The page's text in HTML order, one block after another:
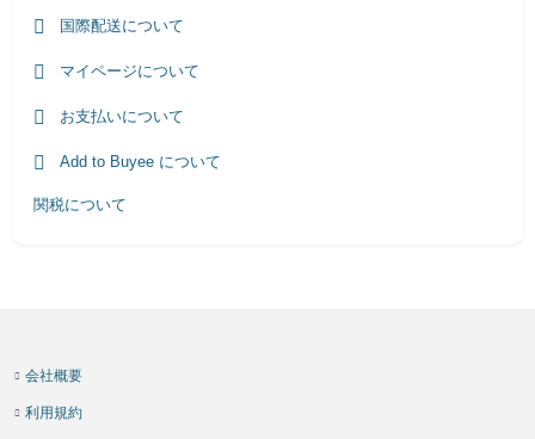
国際配送について
マイページについて
お支払いについて
Add to Buyee について
関税について
会社概要
利用規約